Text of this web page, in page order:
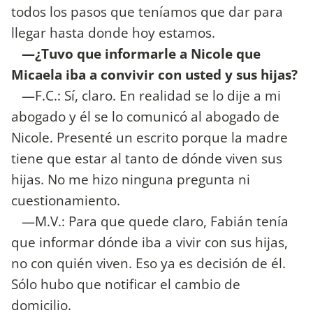
todos los pasos que teníamos que dar para
llegar hasta donde hoy estamos.
—¿Tuvo que informarle a Nicole que
Micaela iba a convivir con usted y sus hijas?
—F.C.: Sí, claro. En realidad se lo dije a mi
abogado y él se lo comunicó al abogado de
Nicole. Presenté un escrito porque la madre
tiene que estar al tanto de dónde viven sus
hijas. No me hizo ninguna pregunta ni
cuestionamiento.
—M.V.: Para que quede claro, Fabián tenía
que informar dónde iba a vivir con sus hijas,
no con quién viven. Eso ya es decisión de él.
Sólo hubo que notificar el cambio de
domicilio.